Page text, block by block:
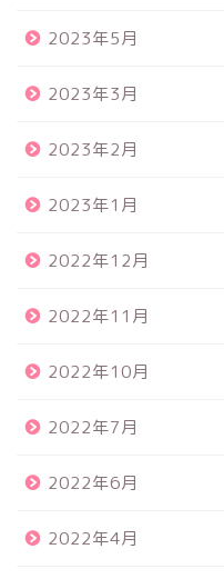
2023年5月
2023年3月
2023年2月
2023年1月
2022年12月
2022年11月
2022年10月
2022年7月
2022年6月
2022年4月